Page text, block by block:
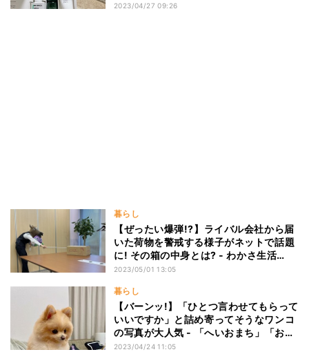
2023/04/27 09:26
暮らし
【ぜったい爆弾!?】ライバル会社から届
いた荷物を警戒する様子がネットで話題
に! その箱の中身とは? - わかさ生活
の"中の人"に聞いてみた!
2023/05/01 13:05
暮らし
【バーンッ!】「ひとつ言わせてもらって
いいですか」と詰め寄ってそうなワンコ
の写真が大人気 - 「へいおまち」「お控
えなすって!」にも見える?
2023/04/24 11:05